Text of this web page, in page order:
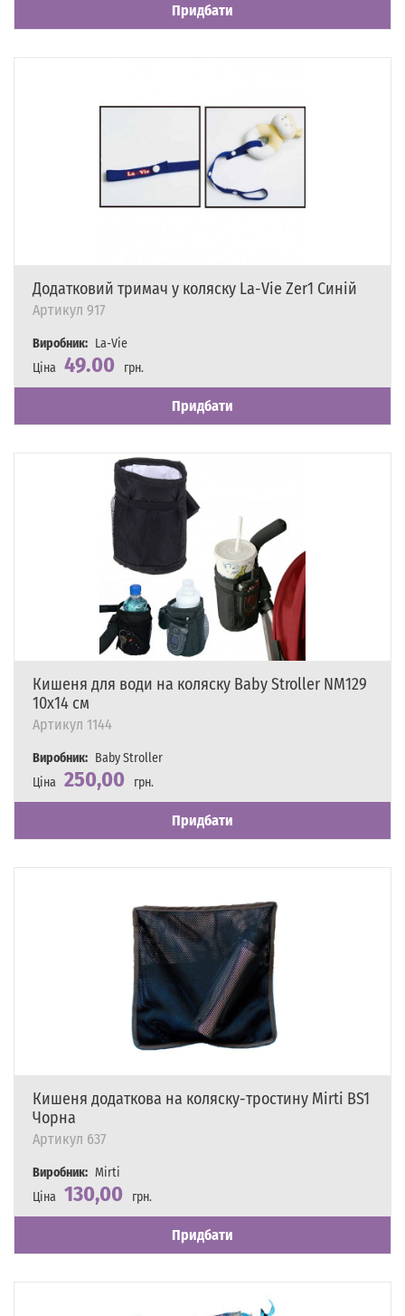
Придбати
Додатковий тримач у коляску La-Vie Zer1 Синій
Артикул 917
Виробник: La-Vie
Ціна 49.00
грн.
Наявність
Є в наявності
Придбати
Кишеня для води на коляску Baby Stroller NM129
10х14 см
Артикул 1144
Виробник: Baby Stroller
Ціна 250,00
грн.
Наявність
Є в наявності
Придбати
Кишеня додаткова на коляску-тростину Mirti BS1
Чорна
Артикул 637
Виробник: Mirti
Ціна 130,00
грн.
Наявність
Є в наявності
Придбати